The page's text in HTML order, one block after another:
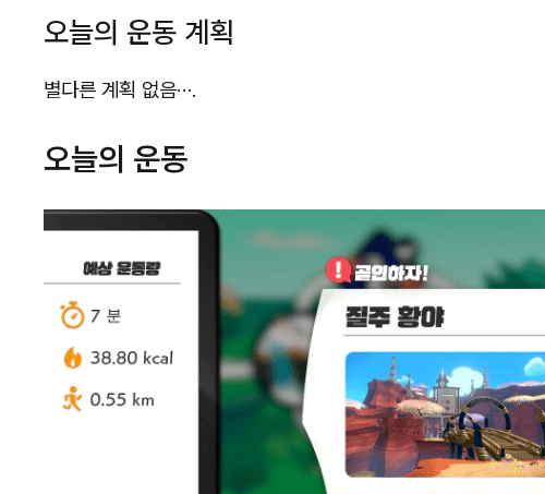
오늘의 운동 계획
별다른 계획 없음….
오늘의 운동